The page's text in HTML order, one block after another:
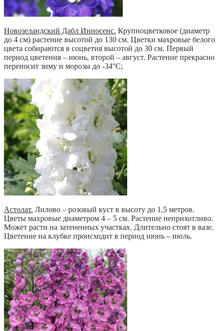
Новозеландский Дабл Инносенс. Крупноцветковое (диаметр
до 4 см) растение высотой до 130 см. Цветки махровые белого
цвета собираются в соцветия высотой до 30 см. Первый
период цветения – июнь, второй – август. Растение прекрасно
переносит зиму и морозы до -34°С;
Астолат. Лилово – розовый куст в высоту до 1,5 метров.
Цветы махровые диаметром 4 – 5 см. Растение неприхотливо.
Может расти на затененных участках. Длительно стоят в вазе.
Цветение на клубке происходит в период июнь – июль.